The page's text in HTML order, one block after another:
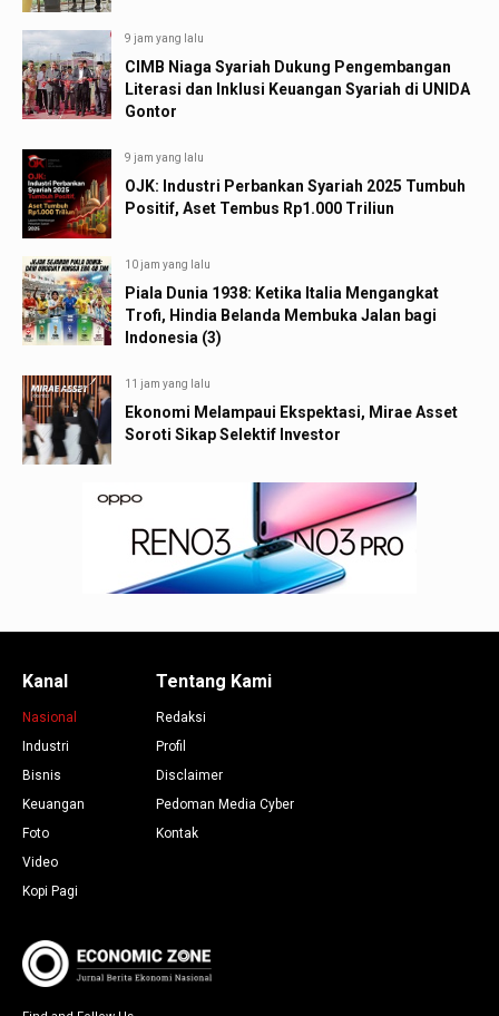
9 jam yang lalu
CIMB Niaga Syariah Dukung Pengembangan
Literasi dan Inklusi Keuangan Syariah di UNIDA
Gontor
9 jam yang lalu
OJK: Industri Perbankan Syariah 2025 Tumbuh
Positif, Aset Tembus Rp1.000 Triliun
10 jam yang lalu
Piala Dunia 1938: Ketika Italia Mengangkat
Trofi, Hindia Belanda Membuka Jalan bagi
Indonesia (3)
11 jam yang lalu
Ekonomi Melampaui Ekspektasi, Mirae Asset
Soroti Sikap Selektif Investor
Kanal
Nasional
Industri
Bisnis
Keuangan
Foto
Video
Kopi Pagi
Tentang Kami
Redaksi
Profil
Disclaimer
Pedoman Media Cyber
Kontak